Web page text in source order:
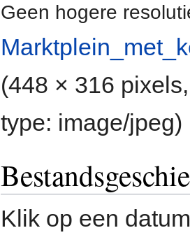
Geen hogere
(448 × 316
type: image/jpeg)
Klik op een